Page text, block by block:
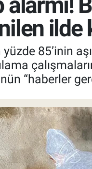
yüzde 85’inin
“haberler